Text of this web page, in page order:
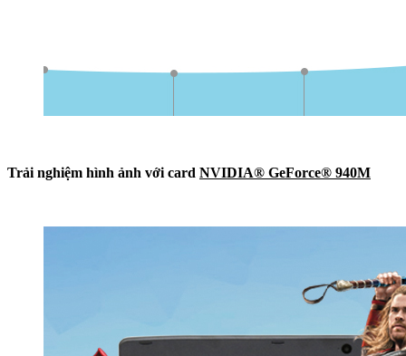
Trải nghiệm hình ảnh với card NVIDIA® GeForce® 940M